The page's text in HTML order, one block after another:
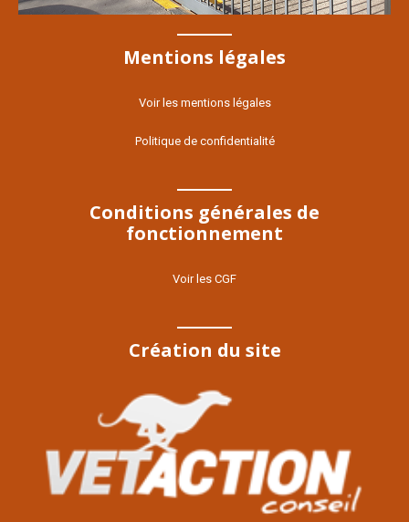
Mentions légales
Voir les mentions légales
Politique de confidentialité
Conditions générales de
fonctionnement
Voir les CGF
Création du site
Voir le site